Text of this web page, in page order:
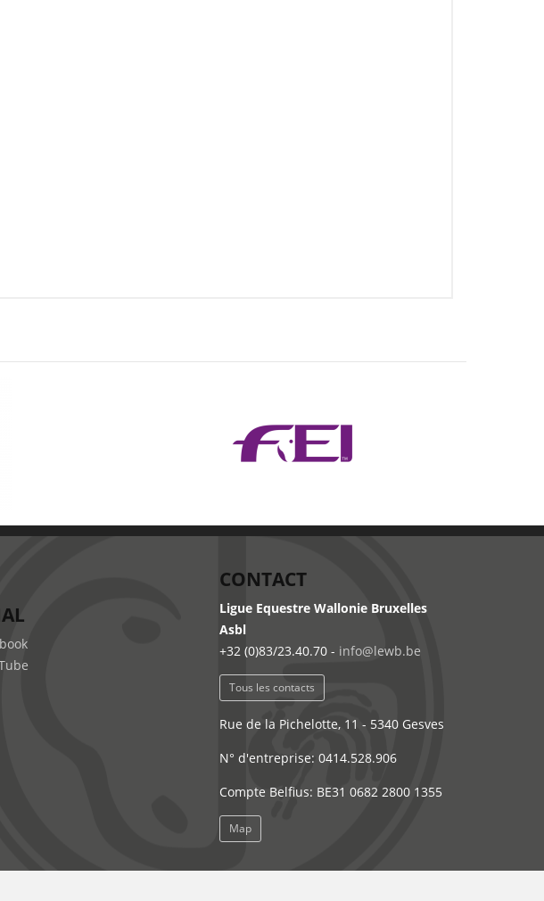
CONTACT
Ligue Equestre Wallonie Bruxelles
Asbl
+32 (0)83/23.40.70 - info@lewb.be
Tous les contacts
Rue de la Pichelotte, 11 - 5340 Gesves
N° d'entreprise: 0414.528.906
Compte Belfius: BE31 0682 2800 1355
Map